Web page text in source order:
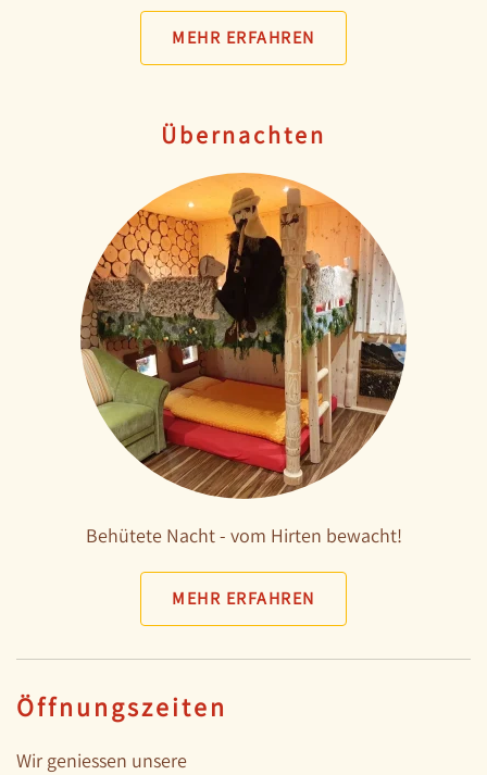
MEHR ERFAHREN
Übernachten
Behütete Nacht - vom Hirten bewacht!
MEHR ERFAHREN
Öffnungszeiten
Wir geniessen unsere